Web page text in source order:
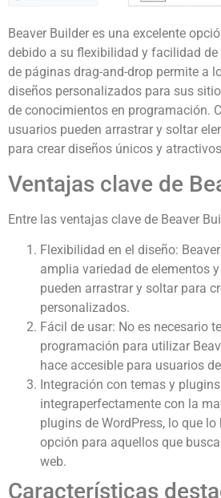
Beaver Builder es una excelente
debido a su flexibilidad y facilidad
de páginas drag-and-drop permite a
diseños personalizados para sus
de conocimientos en programación.
usuarios pueden arrastrar y soltar
para crear diseños únicos y
Ventajas clave de
Entre las ventajas clave de Beaver
Flexibilidad en el diseño:
amplia variedad de elementos
pueden arrastrar y soltar para
personalizados.
Fácil de usar: No es necesario
programación para utilizar
hace accesible para usuarios
Integración con temas y
integraperfectamente con la
plugins de WordPress, lo que
opción para aquellos que
web.
Características